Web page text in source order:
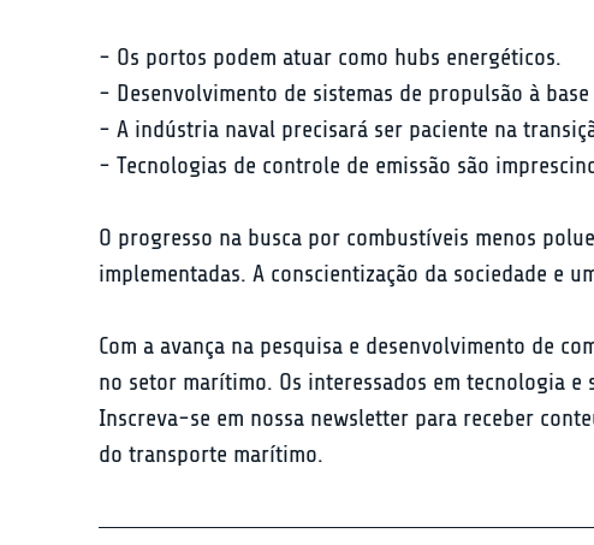
- Os portos podem atuar como hubs energéticos.
- Desenvolvimento de sistemas de propulsão à
- A indústria naval precisará ser paciente na
- Tecnologias de controle de emissão são
O progresso na busca por combustíveis menos
implementadas. A conscientização da sociedade e
Com a avança na pesquisa e desenvolvimento de
no setor marítimo. Os interessados em tecnologia
Inscreva-se em nossa newsletter para receber
do transporte marítimo.